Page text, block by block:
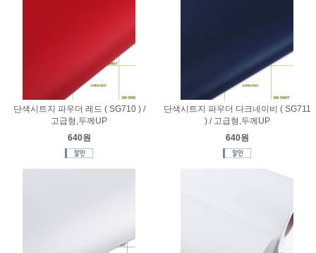
단색시트지 파우더 레드 ( SG710 ) /
고급형,두께UP
640원
단색시트지 파우더 다크네이비 ( SG711
) / 고급형,두께UP
640원